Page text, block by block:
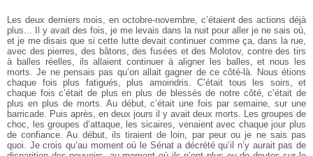
Les deux derniers mois, en octobre-novembre, c’étaient des actions déjà
plus... Il y avait des fois, je me levais dans la nuit pour aller je ne sais où,
et je me disais que si cette lutte devait continuer comme ça, dans la rue,
avec des pierres, des bâtons, des fusées et des Molotov, contre des tirs
à balles réelles, ils allaient continuer à aligner les balles, et nous les
morts. Je ne pensais pas qu’on allait gagner de ce côté-là. Nous étions
chaque fois plus fatigués, plus amoindris. C’était tous les soirs, et
chaque fois c’était de plus en plus de blessés de notre côté, c’était de
plus en plus de morts. Au début, c’était une fois par semaine, sur une
barricade. Puis après, en deux jours il y avait deux morts. Les groupes de
choc, les groupes d’attaque, les sicaires, venaient avec chaque jour plus
de confiance. Au début, ils tiraient de loin, par peur ou je ne sais pas
quoi. Je crois qu’au moment où le Sénat a décrété qu’il n’y aurait pas de